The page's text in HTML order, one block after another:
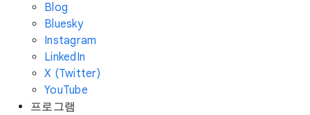
Blog
Bluesky
Instagram
LinkedIn
X (Twitter)
YouTube
프로그램